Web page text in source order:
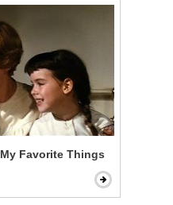
The Sound of Music - My Favorite Things